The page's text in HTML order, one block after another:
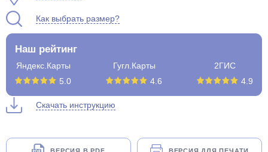
Как выбрать размер?
Наш рейтинг
Яндекс.Карты
5.0
Гугл.Карты
4.6
2ГИС
4.9
Скачать инструкцию
ВЕРСИЯ В PDF ВЕРСИЯ ДЛЯ ПЕЧАТИ